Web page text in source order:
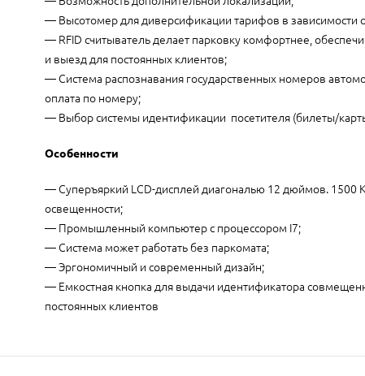
— Высотомер для диверсификации тарифов в зависимости
— RFID считыватель делает парковку комфортнее,
и выезд для постоянных клиентов;
— Система распознавания государственных номеров
оплата по номеру;
— Выбор системы идентификации посетителя (билеты/
Особенности
— Суперъяркий LCD-дисплей диагональю 12 дюймов. 1500
освещенности;
— Промышленный компьютер с процессором I7;
— Система может работать без паркомата;
— Эргономичный и современный дизайн;
— Емкостная кнопка для выдачи идентификатора
постоянных клиентов